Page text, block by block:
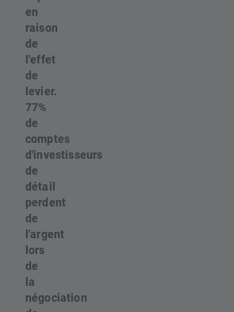
en
raison
de
l'effet
de
levier.
77%
de
comptes
d'investisseurs
de
détail
perdent
de
l'argent
lors
de
la
négociation